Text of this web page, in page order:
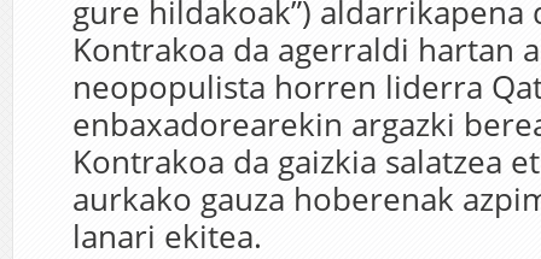
gure hildakoak”) aldarrikapena
Kontrakoa da agerraldi hartan
neopopulista horren liderra
enbaxadorearekin argazki
Kontrakoa da gaizkia salatzea
aurkako gauza hoberenak
lanari ekitea.